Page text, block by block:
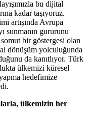
bu dijital
kadar taşıyoruz.
artışında Avrupa
sunmanın gururunu
bir göstergesi olan
dönüşüm yolculuğunda
da kanıtlıyor. Türk
ülkemizi küresel
hedefimize
ülkemizin her